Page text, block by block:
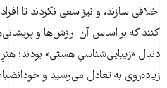
اخلاقی سازند، و نیز سعی نکردند تا
کنند که بر اساس آن ارزش‌ها و
دنبال «زیبایی‌شناسیِ هستی» بودند؛
زیاده‌روی به تعادل می‌رسید و